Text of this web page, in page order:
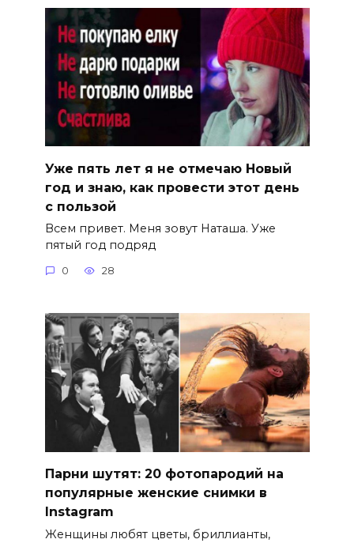
Уже пять лет я не отмечаю Новый
год и знаю, как провести этот день
с пользой
Всем привет. Меня зовут Наташа. Уже
пятый год подряд
0 28
Парни шутят: 20 фотопародий на
популярные женские снимки в
Instagram
Женщины любят цветы, бриллианты,